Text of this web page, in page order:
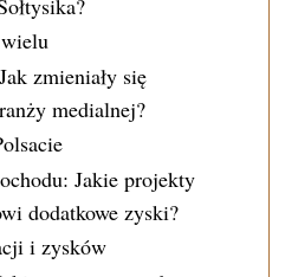
zmieniały się
medialnej?
Jakie projekty
dodatkowe zyski?
i zysków